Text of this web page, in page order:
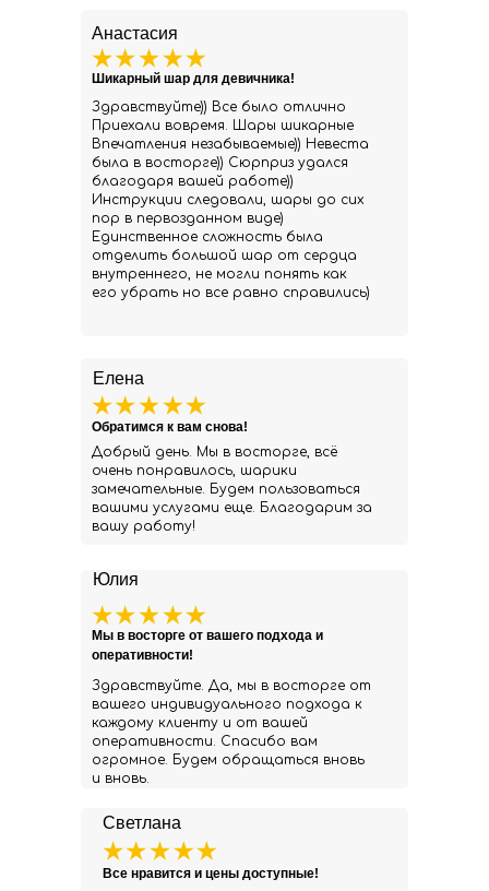
Юлия
Здравствуйте. Да, мы в восторге от
вашего индивидуального подхода к
каждому клиенту и от вашей
оперативности. Спасибо вам
огромное. Будем обращаться вновь
и вновь.
Мы в восторге от вашего подхода и
оперативности!
Светлана
Все нравится и цены доступные!
Елена
Добрый день. Мы в восторге, всё
очень понравилось, шарики
замечательные. Будем пользоваться
вашими услугами еще. Благодарим за
вашу работу!
Обратимся к вам снова!
Анастасия
Здравствуйте)) Все было отлично
Приехали вовремя. Шары шикарные
Впечатления незабываемые)) Невеста
была в восторге)) Сюрприз удался
благодаря вашей работе))
Инструкции следовали, шары до сих
пор в первозданном виде)
Единственное сложность была
отделить большой шар от сердца
внутреннего, не могли понять как
его убрать но все равно справились)
Шикарный шар для девичника!